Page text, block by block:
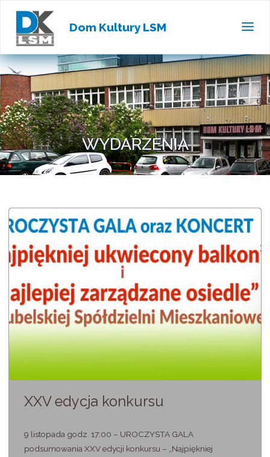
Dom Kultury LSM
WYDARZENIA
XXV edycja konkursu
9 listopada godz. 17:00 – UROCZYSTA GALA
podsumowania XXV edycji konkursu – „Najpiękniej